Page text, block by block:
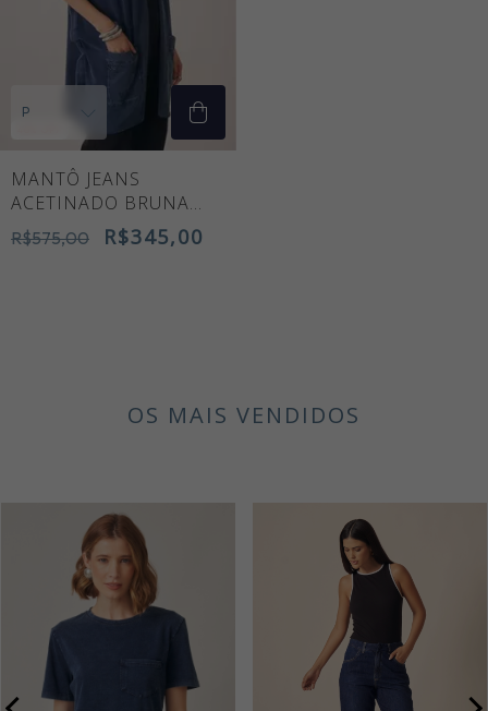
MANTÔ JEANS
ACETINADO BRUNA
ESTRELAS
R$575,00 R$345,00
OS MAIS VENDIDOS